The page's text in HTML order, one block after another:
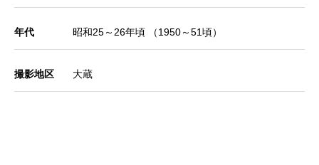
年代 昭和25～26年頃 （1950～51頃）
撮影地区 大蔵